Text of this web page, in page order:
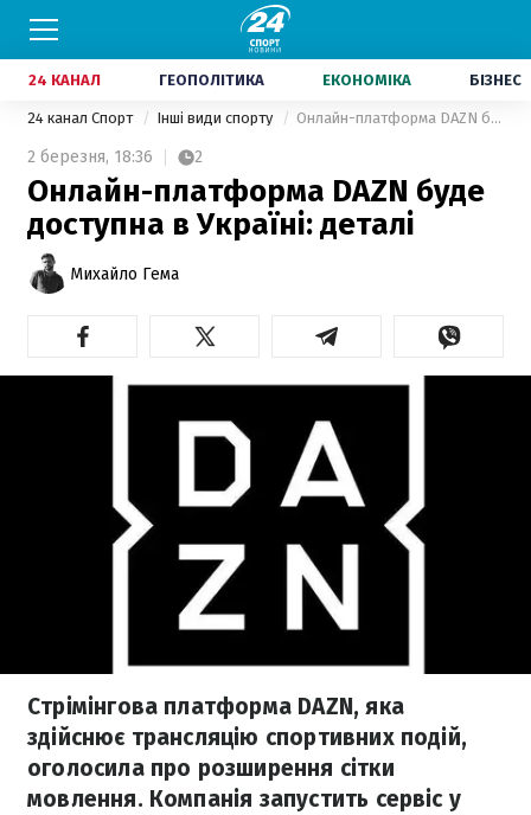
24 КАНАЛ ГЕОПОЛІТИКА ЕКОНОМІКА БІЗНЕС
24 канал Спорт Інші види спорту Онлайн-платформа DAZN буде доступна в Україні: деталі
2 березня, 18:36 2
Онлайн-платформа DAZN буде
доступна в Україні: деталі
Михайло Гема
Стрімінгова платформа DAZN, яка
здійснює трансляцію спортивних подій,
оголосила про розширення сітки
мовлення. Компанія запустить сервіс у